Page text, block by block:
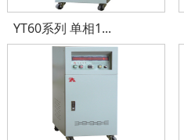
YT60系列 单相1...